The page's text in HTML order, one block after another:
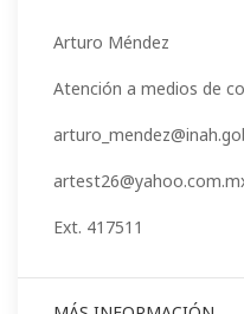
Arturo Méndez
Atención a medios de
Ext. 417511